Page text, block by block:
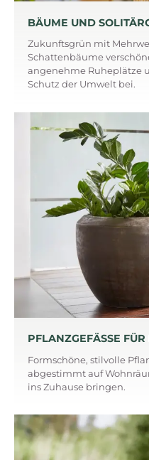
BÄUME UND
Zukunftsgrün mit
Schattenbäume
angenehme Ruheplätze
Schutz der Umwelt bei.
PFLANZGEFÄSSE
Formschöne, stilvolle
abgestimmt auf
ins Zuhause bringen.